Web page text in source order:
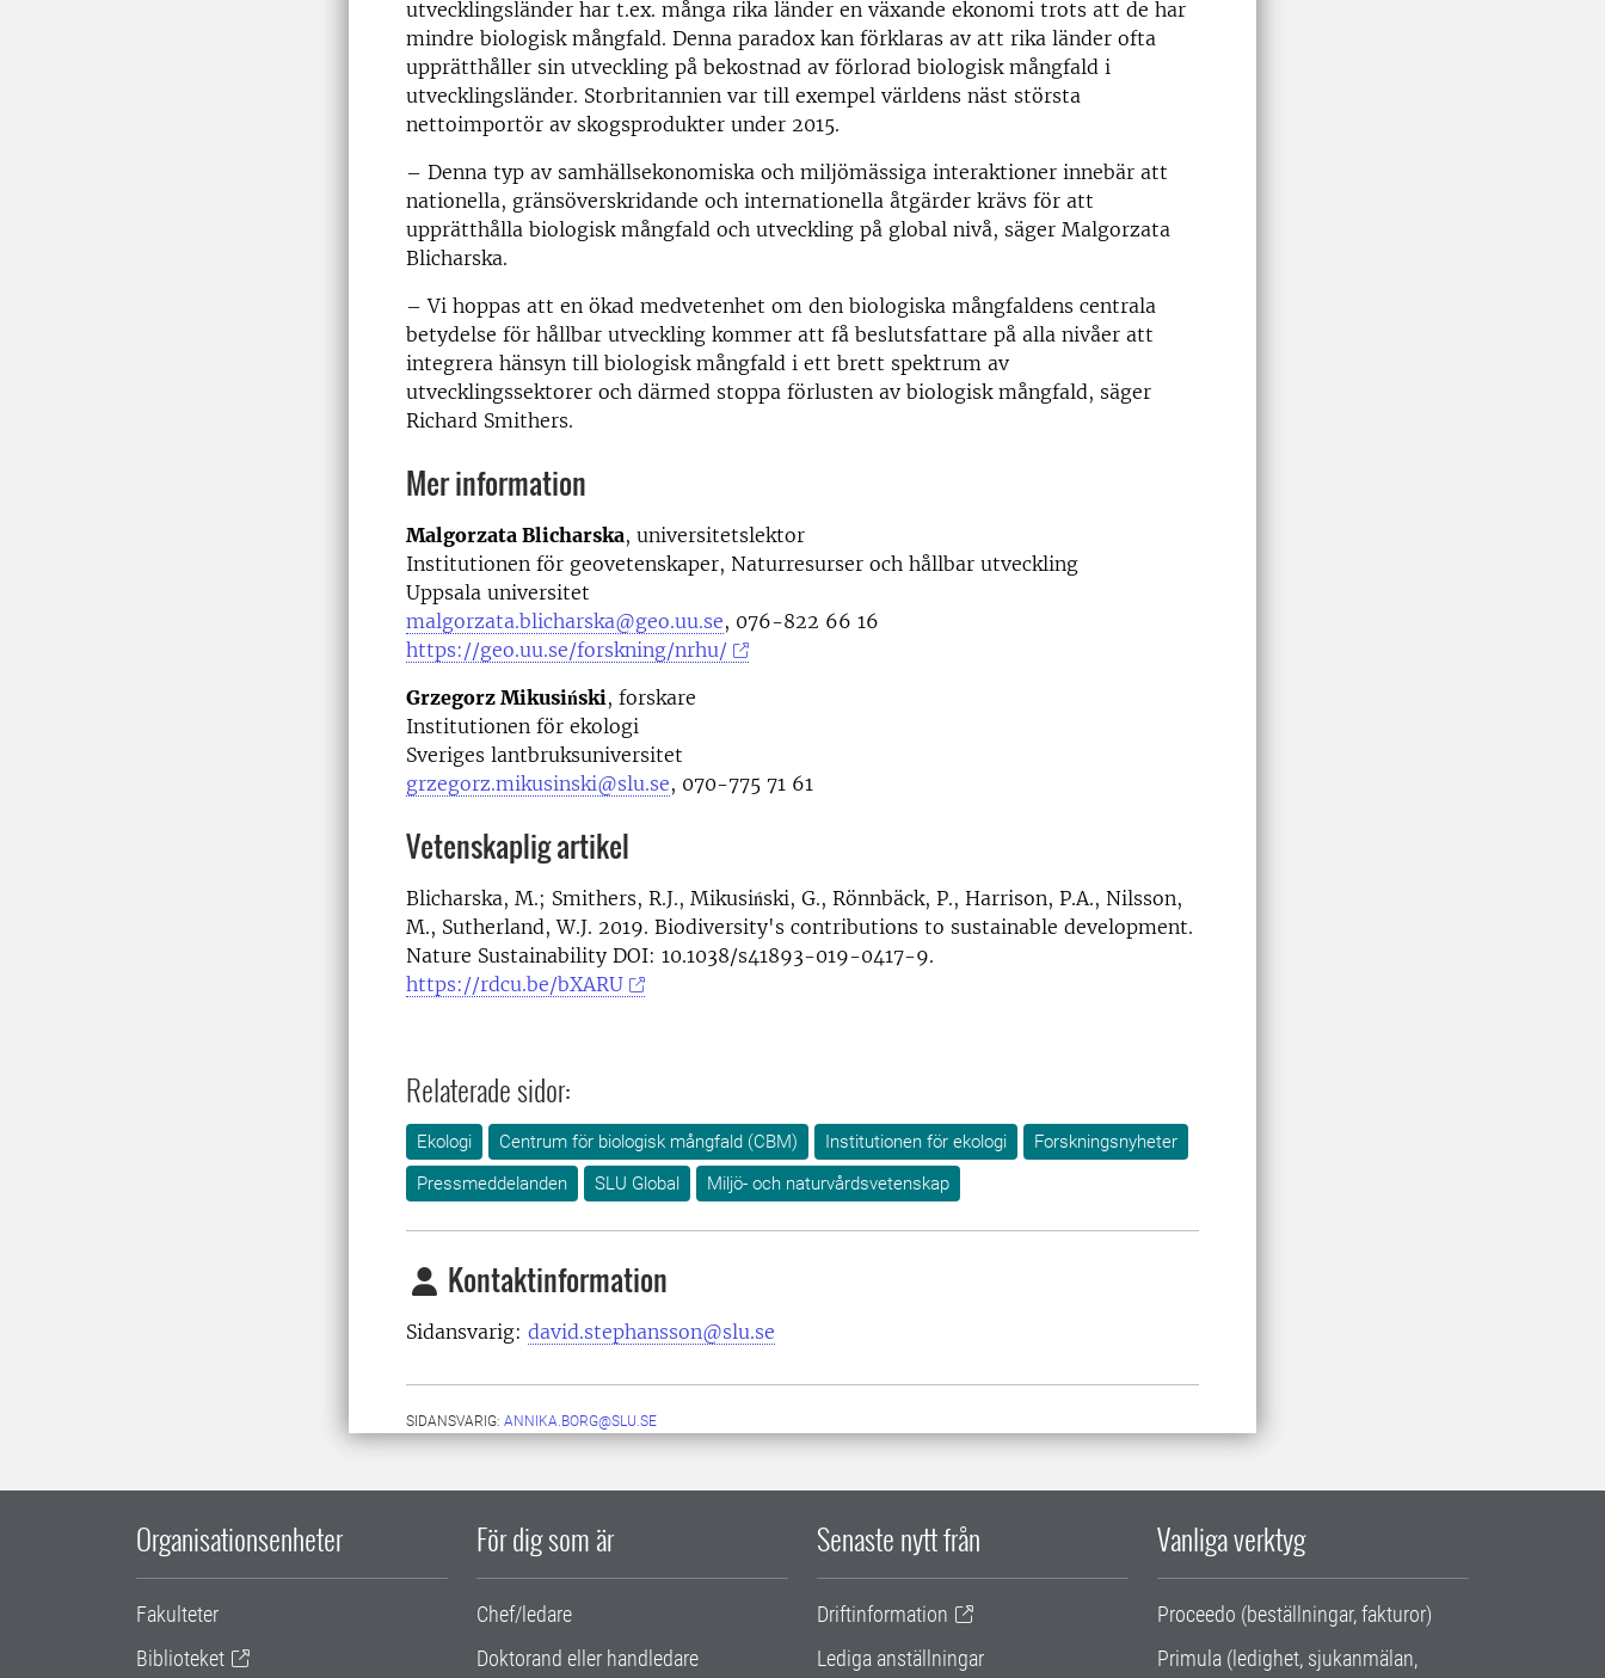
utvecklingsländer har t.ex. många rika länder en växande ekonomi trots att de har
mindre biologisk mångfald. Denna paradox kan förklaras av att rika länder ofta
upprätthåller sin utveckling på bekostnad av förlorad biologisk mångfald i
utvecklingsländer. Storbritannien var till exempel världens näst största
nettoimportör av skogsprodukter under 2015.
– Denna typ av samhällsekonomiska och miljömässiga interaktioner innebär att
nationella, gränsöverskridande och internationella åtgärder krävs för att
upprätthålla biologisk mångfald och utveckling på global nivå, säger Malgorzata
Blicharska.
– Vi hoppas att en ökad medvetenhet om den biologiska mångfaldens centrala
betydelse för hållbar utveckling kommer att få beslutsfattare på alla nivåer att
integrera hänsyn till biologisk mångfald i ett brett spektrum av
utvecklingssektorer och därmed stoppa förlusten av biologisk mångfald, säger
Richard Smithers.
Mer information
Malgorzata Blicharska, universitetslektor
Institutionen för geovetenskaper, Naturresurser och hållbar utveckling
Uppsala universitet
malgorzata.blicharska@geo.uu.se, 076-822 66 16
https://geo.uu.se/forskning/nrhu/
Grzegorz Mikusiński, forskare
Institutionen för ekologi
Sveriges lantbruksuniversitet
grzegorz.mikusinski@slu.se, 070-775 71 61
Vetenskaplig artikel
Blicharska, M.; Smithers, R.J., Mikusiński, G., Rönnbäck, P., Harrison, P.A., Nilsson,
M., Sutherland, W.J. 2019. Biodiversity's contributions to sustainable development.
Nature Sustainability DOI: 10.1038/s41893-019-0417-9.
https://rdcu.be/bXARU
Relaterade sidor:
Ekologi Centrum för biologisk mångfald (CBM) Institutionen för ekologi
Forskningsnyheter
Pressmeddelanden
SLU Global Miljö- och naturvårdsvetenskap
Kontaktinformation
Sidansvarig: david.stephansson@slu.se
SIDANSVARIG: ANNIKA.BORG@SLU.SE
Organisationsenheter
Fakulteter
Biblioteket
För dig som är
Chef/ledare
Doktorand eller handledare
Senaste nytt från
Driftinformation
Lediga anställningar
Vanliga verktyg
Proceedo (beställningar, fakturor)
Primula (ledighet, sjukanmälan,